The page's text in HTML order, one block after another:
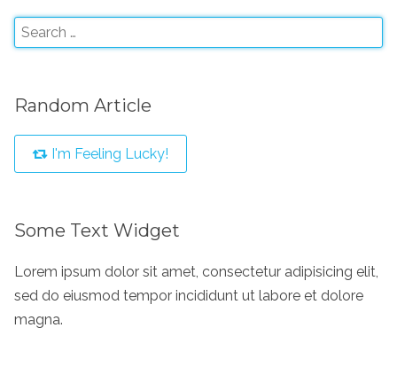
Random Article
I'm Feeling Lucky!
Some Text Widget
Lorem ipsum dolor sit amet, consectetur adipisicing elit,
sed do eiusmod tempor incididunt ut labore et dolore
magna.